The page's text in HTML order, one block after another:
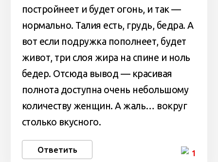
постройнеет и будет огонь, и так —
нормально. Талия есть, грудь, бедра. А
вот если подружка пополнеет, будет
живот, три слоя жира на спине и ноль
бедер. Отсюда вывод — красивая
полнота доступна очень небольшому
количеству женщин. А жаль… вокруг
столько вкусного.
Ответить 1